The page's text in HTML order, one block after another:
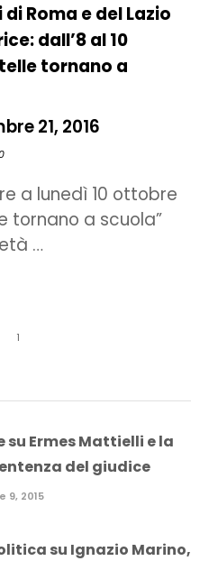
Roma e del Lazio
dall’8 al 10
tornano a
21, 2016
a lunedì 10 ottobre
tornano a scuola”
…
1
su Ermes Mattielli e la
del giudice
9, 2015
su Ignazio Marino,